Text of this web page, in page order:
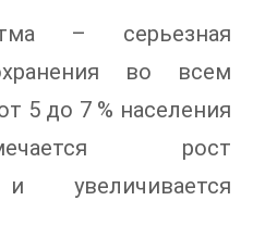
– серьезная
во всем
5 до 7 % населения
рост
увеличивается